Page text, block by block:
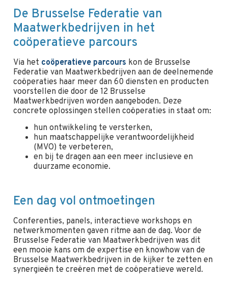
De Brusselse Federatie van
Maatwerkbedrijven in het
coöperatieve parcours
Via het coöperatieve parcours kon de Brusselse
Federatie van Maatwerkbedrijven aan de deelnemende
coöperaties haar meer dan 60 diensten en producten
voorstellen die door de 12 Brusselse
Maatwerkbedrijven worden aangeboden. Deze
concrete oplossingen stellen coöperaties in staat om:
hun ontwikkeling te versterken,
hun maatschappelijke verantwoordelijkheid
(MVO) te verbeteren,
en bij te dragen aan een meer inclusieve en
duurzame economie.
Een dag vol ontmoetingen
Conferenties, panels, interactieve workshops en
netwerkmomenten gaven ritme aan de dag. Voor de
Brusselse Federatie van Maatwerkbedrijven was dit
een mooie kans om de expertise en knowhow van de
Brusselse Maatwerkbedrijven in de kijker te zetten en
synergieën te creëren met de coöperatieve wereld.